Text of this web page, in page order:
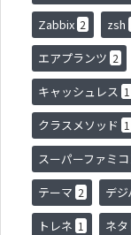
Zabbix 2 zsh
エアプランツ 2
キャッシュレス 1
クラスメソッド 1
スーパーファミ
テーマ 2 デ
トレネ 1 ネタ